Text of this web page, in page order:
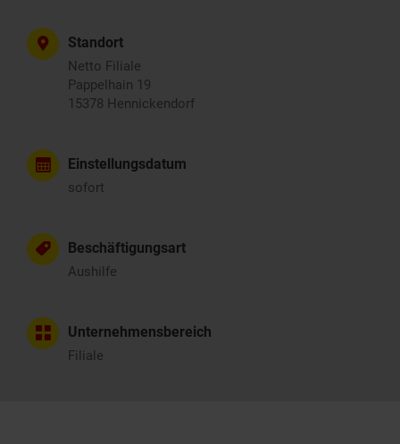
Standort
Netto Filiale
Pappelhain 19
15378 Hennickendorf
Einstellungsdatum
sofort
Beschäftigungsart
Aushilfe
Unternehmensbereich
Filiale